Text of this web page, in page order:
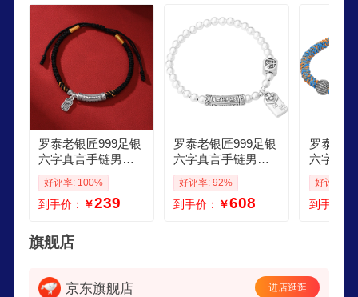
罗泰老银匠999足银
六字真言手链男女
款情侣国风路路通
编织红手绳 真言路
路通手绳黑绳款单
好评率: 100%
到手价： ￥239
罗泰老银匠999足银
六字真言手链男女
款时尚心想事成珠
珠手串手绳 18cm适
合17cm手腕 5mm
好评率: 92%
到手价： ￥608
罗泰老
六字真
士款复
转运珠
言手链
好评率:
到手价：
旗舰店
京东旗舰店 进店逛逛